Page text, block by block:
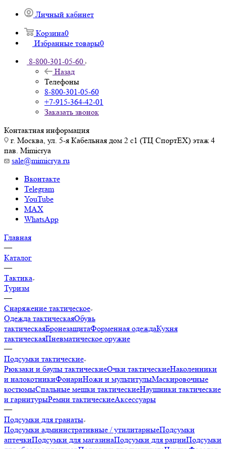
Личный кабинет
Корзина0
Избранные товары0
8-800-301-05-60
Назад
Телефоны
8-800-301-05-60
+7-915-364-42-01
Заказать звонок
Контактная информация
г. Москва, ул. 5-я Кабельная дом 2 с1 (ТЦ СпортEX) этаж 4
пав. Mimicrya
sale@mimicrya.ru
Вконтакте
Telegram
YouTube
MAX
WhatsApp
Главная
—
Каталог
—
Тактика
Туризм
—
Снаряжение тактическое
Одежда тактическаяОбувь
тактическаяБронезащитаФорменная одеждаКухня
тактическаяПневматическое оружие
—
Подсумки тактические
Рюкзаки и баулы тактическиеОчки тактическиеНаколенники
и налокотникиФонариНожи и мультитулыМаскировочные
костюмыСпальные мешки тактическиеНаушники тактические
и гарнитурыРемни тактическиеАксессуары
—
Подсумки для гранаты
Подсумки административные / утилитарныеПодсумки
аптечкиПодсумки для магазинаПодсумки для рацииПодсумки